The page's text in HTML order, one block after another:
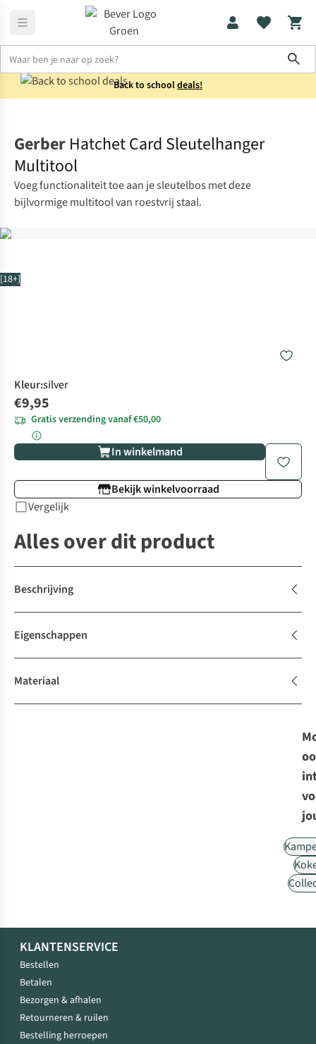
Back to schooldeals!
[18+]
Gerber Hatchet Card Sleutelhanger
Multitool
Voeg functionaliteit toe aan je sleutelbos met deze
bijlvormige multitool van roestvrij staal.
Kleur:silver
€9,95
Gratis verzending vanaf €50,00
In winkelmand
Bekijk winkelvoorraad
Vergelijk
Alles over dit product
Beschrijving
Eigenschappen
Materiaal
KLANTENSERVICE
Bestellen
Betalen
Bezorgen & afhalen
Retourneren & ruilen
Bestelling herroepen